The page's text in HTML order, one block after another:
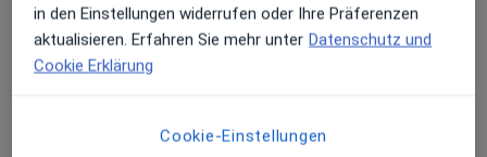
Sind Sie deshalb jahrelang nicht mehr zum
Zahnarzt gegangen?
Unser erfahrenes Team ist mit der Problematik
bestens vertraut und kann Ihnen helfen, Ihre Angst
in den Einstellungen widerrufen oder Ihre Präferenzen
aktualisieren. Erfahren Sie mehr unter Datenschutz und
Cookie Erklärung
Cookie-Einstellungen